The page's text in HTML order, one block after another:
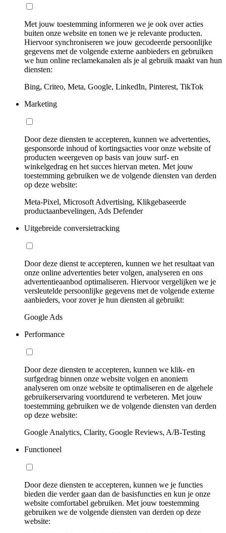
Met jouw toestemming informeren we je ook over acties
buiten onze website en tonen we je relevante producten.
Hiervoor synchroniseren we jouw gecodeerde persoonlijke
gegevens met de volgende externe aanbieders en gebruiken
we hun online reclamekanalen als je al gebruik maakt van hun
diensten:
Bing, Criteo, Meta, Google, LinkedIn, Pinterest, TikTok
Marketing
Door deze diensten te accepteren, kunnen we advertenties,
gesponsorde inhoud of kortingsacties voor onze website of
producten weergeven op basis van jouw surf- en
winkelgedrag en het succes hiervan meten. Met jouw
toestemming gebruiken we de volgende diensten van derden
op deze website:
Meta-Pixel, Microsoft Advertising, Klikgebaseerde
productaanbevelingen, Ads Defender
Uitgebreide conversietracking
Door deze dienst te accepteren, kunnen we het resultaat van
onze online advertenties beter volgen, analyseren en ons
advertentieaanbod optimaliseren. Hiervoor vergelijken we je
versleutelde persoonlijke gegevens met de volgende externe
aanbieders, voor zover je hun diensten al gebruikt:
Google Ads
Performance
Door deze diensten te accepteren, kunnen we klik- en
surfgedrag binnen onze website volgen en anoniem
analyseren om onze website te optimaliseren en de algehele
gebruikerservaring voortdurend te verbeteren. Met jouw
toestemming gebruiken we de volgende diensten van derden
op deze website:
Google Analytics, Clarity, Google Reviews, A/B-Testing
Functioneel
Door deze diensten te accepteren, kunnen we je functies
bieden die verder gaan dan de basisfuncties en kun je onze
website comfortabel gebruiken. Met jouw toestemming
gebruiken we de volgende diensten van derden op deze
website: